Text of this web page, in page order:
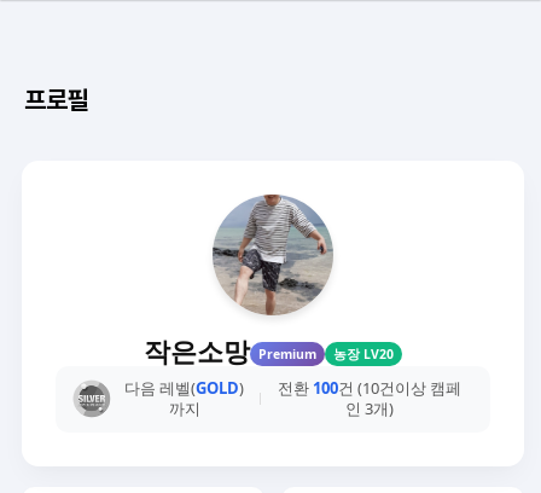
프로필
작은소망 Premium 농장 LV20
다음 레벨(GOLD)
까지
전환 100건 (10건이상 캠페
인 3개)